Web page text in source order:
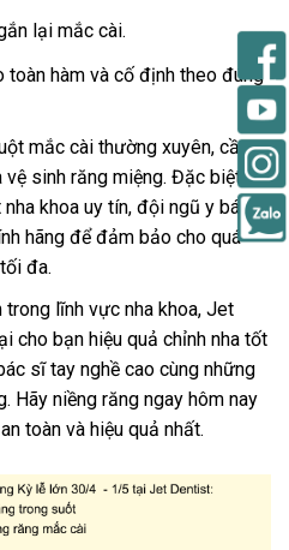
lại mắc cài.
toàn hàm và cố định theo đúng
mắc cài thường xuyên, cần
sinh răng miệng. Đặc biệt,
khoa uy tín, đội ngũ y bác sĩ
hãng để đảm bảo cho quá
đa.
lĩnh vực nha khoa, Jet
cho bạn hiệu quả chỉnh nha tốt
sĩ tay nghề cao cùng những
Hãy niềng răng ngay hôm nay
toàn và hiệu quả nhất.